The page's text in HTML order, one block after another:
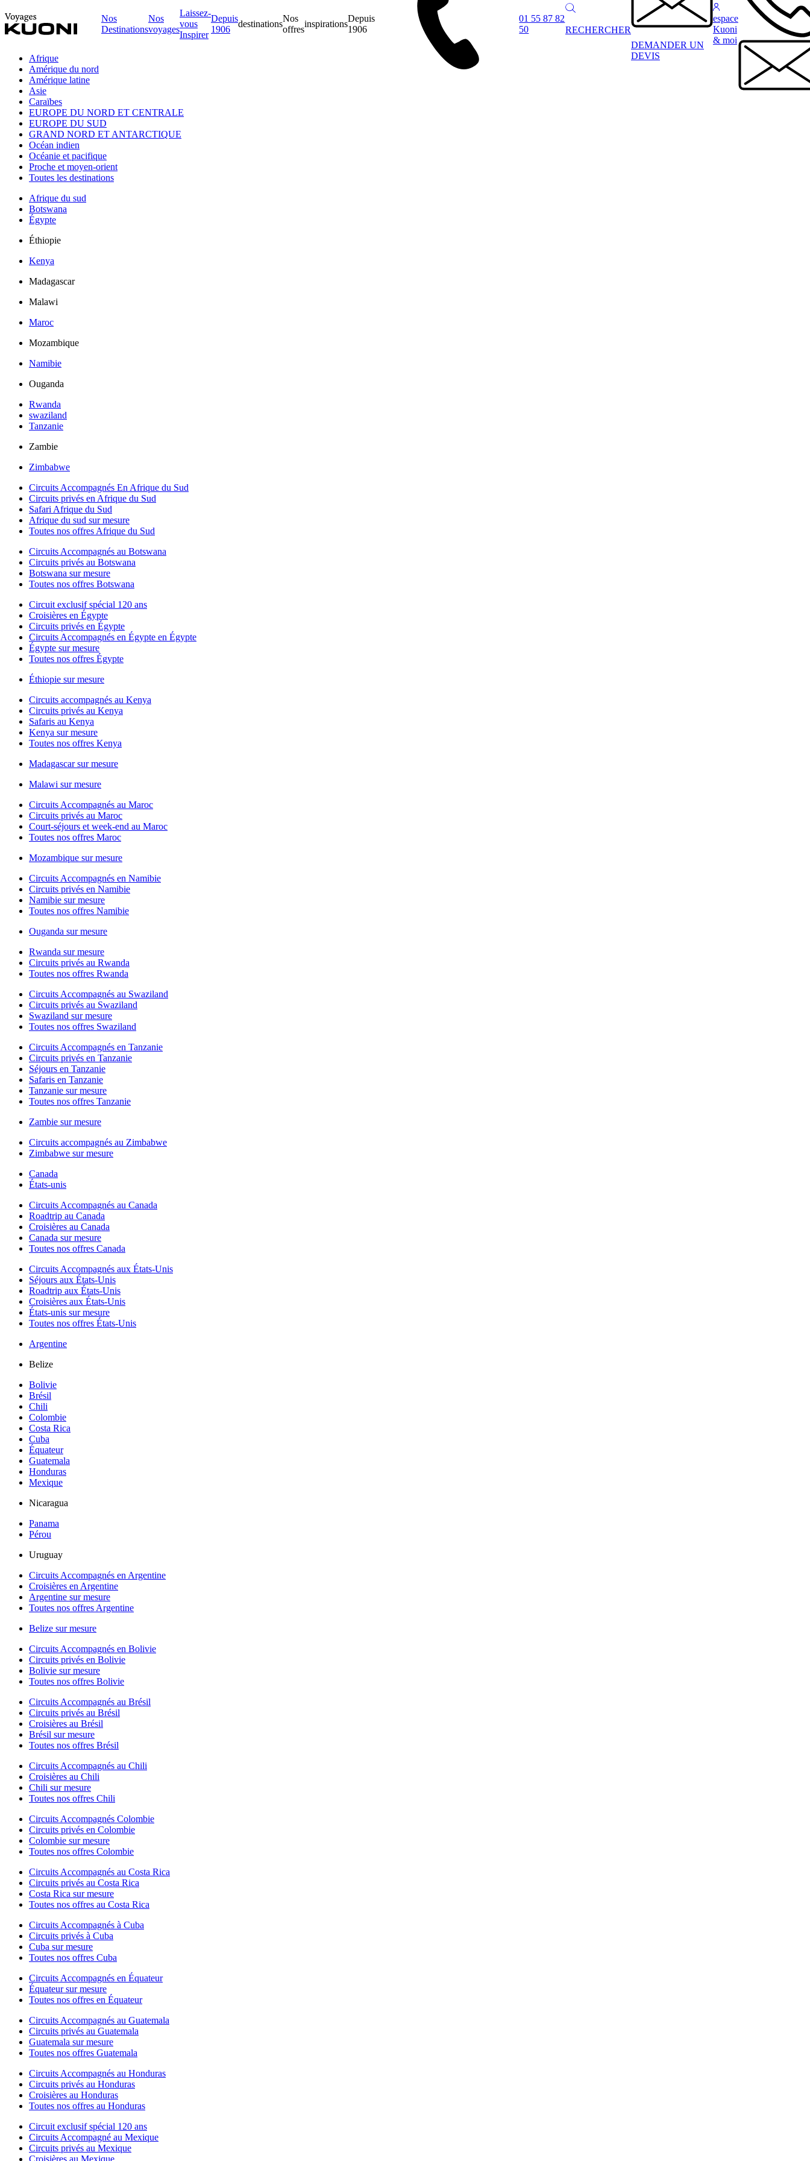
Nos
Destinations
Nos
voyages
Laissez-
vous
Inspirer
Depuis
1906
destinations
Nos
offres
inspirations
Depuis
1906
01 55 87 82
50
RECHERCHER
DEMANDER UN
DEVIS
espace
Kuoni
& moi
Afrique
Amérique du nord
Amérique latine
Asie
Caraïbes
EUROPE DU NORD ET CENTRALE
EUROPE DU SUD
GRAND NORD ET ANTARCTIQUE
Océan indien
Océanie et pacifique
Proche et moyen-orient
Toutes les destinations
Afrique du sud
Botswana
Égypte
Éthiopie
Kenya
Madagascar
Malawi
Maroc
Mozambique
Namibie
Ouganda
Rwanda
swaziland
Tanzanie
Zambie
Zimbabwe
Circuits Accompagnés En Afrique du Sud
Circuits privés en Afrique du Sud
Safari Afrique du Sud
Afrique du sud sur mesure
Toutes nos offres Afrique du Sud
Circuits Accompagnés au Botswana
Circuits privés au Botswana
Botswana sur mesure
Toutes nos offres Botswana
Circuit exclusif spécial 120 ans
Croisières en Égypte
Circuits privés en Égypte
Circuits Accompagnés en Égypte en Égypte
Égypte sur mesure
Toutes nos offres Égypte
Éthiopie sur mesure
Circuits accompagnés au Kenya
Circuits privés au Kenya
Safaris au Kenya
Kenya sur mesure
Toutes nos offres Kenya
Madagascar sur mesure
Malawi sur mesure
Circuits Accompagnés au Maroc
Circuits privés au Maroc
Court-séjours et week-end au Maroc
Toutes nos offres Maroc
Mozambique sur mesure
Circuits Accompagnés en Namibie
Circuits privés en Namibie
Namibie sur mesure
Toutes nos offres Namibie
Ouganda sur mesure
Rwanda sur mesure
Circuits privés au Rwanda
Toutes nos offres Rwanda
Circuits Accompagnés au Swaziland
Circuits privés au Swaziland
Swaziland sur mesure
Toutes nos offres Swaziland
Circuits Accompagnés en Tanzanie
Circuits privés en Tanzanie
Séjours en Tanzanie
Safaris en Tanzanie
Tanzanie sur mesure
Toutes nos offres Tanzanie
Zambie sur mesure
Circuits accompagnés au Zimbabwe
Zimbabwe sur mesure
Canada
États-unis
Circuits Accompagnés au Canada
Roadtrip au Canada
Croisières au Canada
Canada sur mesure
Toutes nos offres Canada
Circuits Accompagnés aux États-Unis
Séjours aux États-Unis
Roadtrip aux États-Unis
Croisières aux États-Unis
États-unis sur mesure
Toutes nos offres États-Unis
Argentine
Belize
Bolivie
Brésil
Chili
Colombie
Costa Rica
Cuba
Équateur
Guatemala
Honduras
Mexique
Nicaragua
Panama
Pérou
Uruguay
Circuits Accompagnés en Argentine
Croisières en Argentine
Argentine sur mesure
Toutes nos offres Argentine
Belize sur mesure
Circuits Accompagnés en Bolivie
Circuits privés en Bolivie
Bolivie sur mesure
Toutes nos offres Bolivie
Circuits Accompagnés au Brésil
Circuits privés au Brésil
Croisières au Brésil
Brésil sur mesure
Toutes nos offres Brésil
Circuits Accompagnés au Chili
Croisières au Chili
Chili sur mesure
Toutes nos offres Chili
Circuits Accompagnés Colombie
Circuits privés en Colombie
Colombie sur mesure
Toutes nos offres Colombie
Circuits Accompagnés au Costa Rica
Circuits privés au Costa Rica
Costa Rica sur mesure
Toutes nos offres au Costa Rica
Circuits Accompagnés à Cuba
Circuits privés à Cuba
Cuba sur mesure
Toutes nos offres Cuba
Circuits Accompagnés en Équateur
Équateur sur mesure
Toutes nos offres en Équateur
Circuits Accompagnés au Guatemala
Circuits privés au Guatemala
Guatemala sur mesure
Toutes nos offres Guatemala
Circuits Accompagnés au Honduras
Circuits privés au Honduras
Croisières au Honduras
Toutes nos offres au Honduras
Circuit exclusif spécial 120 ans
Circuits Accompagné au Mexique
Circuits privés au Mexique
Croisières au Mexique